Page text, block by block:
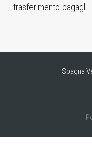
trasferimento bagagli.
Spagna